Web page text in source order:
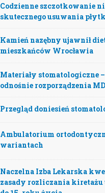
Codzienne szczotkowanie
skutecznego usuwania
Kamień nazębny ujawnił
mieszkańców Wrocławia
Materiały stomatologiczne
odnośnie rozporządzenia
Przegląd doniesień
Ambulatorium
wariantach
Naczelna Izba Lekarska
zasady rozliczania kiretażu